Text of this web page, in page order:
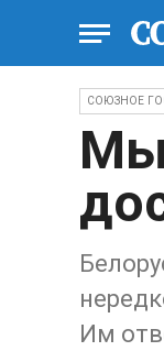
СОЮЗНОЕ
Мы
Им